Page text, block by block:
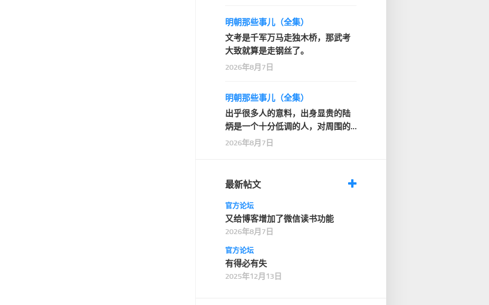
明朝那些事儿（全集）
文考是千军万马走独木桥，那武考
大致就算是走钢丝了。
2026年8月7日
明朝那些事儿（全集）
出乎很多人的意料，出身显贵的陆
炳是一个十分低调的人，对周围的
人也十分客气，没有…
2026年8月7日
最新帖文
官方论坛
又给博客增加了微信读书功能
2026年8月7日
官方论坛
有得必有失
2025年12月13日